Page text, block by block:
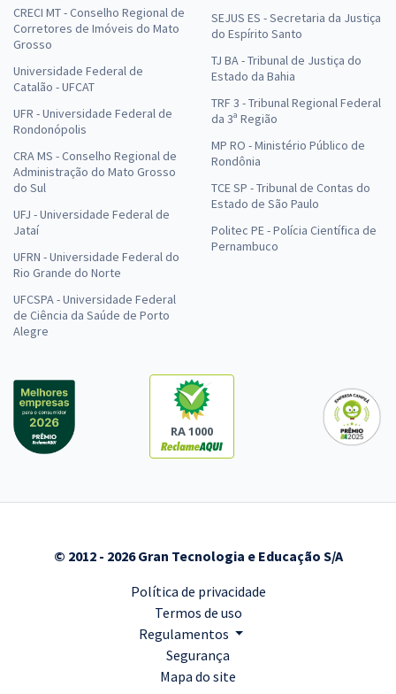
CRECI MT - Conselho Regional de
Corretores de Imóveis do Mato
Grosso
Universidade Federal de
Catalão - UFCAT
UFR - Universidade Federal de
Rondonópolis
CRA MS - Conselho Regional de
Administração do Mato Grosso
do Sul
UFJ - Universidade Federal de
Jataí
UFRN - Universidade Federal do
Rio Grande do Norte
UFCSPA - Universidade Federal
de Ciência da Saúde de Porto
Alegre
SEJUS ES - Secretaria da Justiça
do Espírito Santo
TJ BA - Tribunal de Justiça do
Estado da Bahia
TRF 3 - Tribunal Regional Federal
da 3ª Região
MP RO - Ministério Público de
Rondônia
TCE SP - Tribunal de Contas do
Estado de São Paulo
Politec PE - Polícia Científica de
Pernambuco
RA 1000
© 2012 - 2026 Gran Tecnologia e Educação S/A
Política de privacidade
Termos de uso
Regulamentos
Segurança
Mapa do site